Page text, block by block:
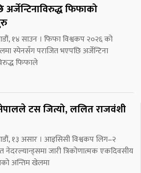
फिफाको
१४ साउन । फिफा विश्वकप २०२६ को
स्पेनसँग पराजित भएपछि अर्जेन्टिना
फिफाले
टस जित्यो, ललित राजवंशी
१३ असार । आइसिसी विश्वकप लिग–२
नेदरल्यान्ड्समा जारी त्रिकोणात्मक एकदिवसीय
अन्तिम खेलमा